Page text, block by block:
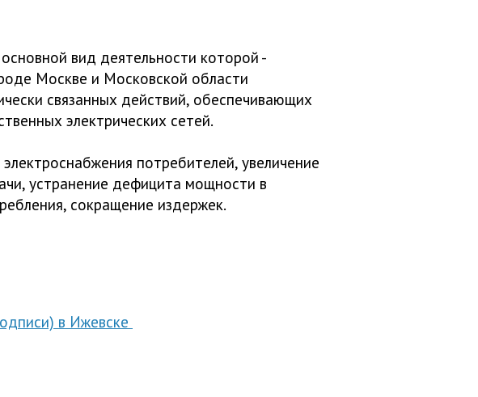
вид деятельности которой -
Москве и Московской области
связанных действий, обеспечивающих
электрических сетей.
потребителей, увеличение
устранение дефицита мощности в
сокращение издержек.
в Ижевске